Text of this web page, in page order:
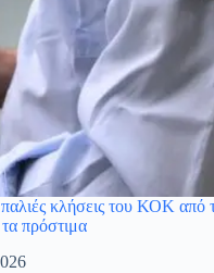
κλήσεις του ΚΟΚ από
πρόστιμα